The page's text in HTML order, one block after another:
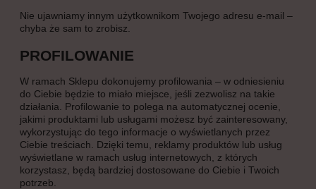
Nie ujawniamy innym użytkownikom Twojego adresu e-mail –
chyba że sam to zrobisz.
PROFILOWANIE
W ramach Sklepu dokonujemy profilowania – w odniesieniu
do Ciebie będzie to miało miejsce, jeśli zezwolisz na takie
działania. Profilowanie to polega na automatycznej ocenie,
jakimi produktami lub usługami możesz być zainteresowany,
wykorzystując do tego informacje o wyświetlanych przez
Ciebie treściach. Dzięki temu, reklamy produktów lub usług
wyświetlane w ramach usług internetowych, z których
korzystasz, będą bardziej dostosowane do Ciebie i Twoich
potrzeb.